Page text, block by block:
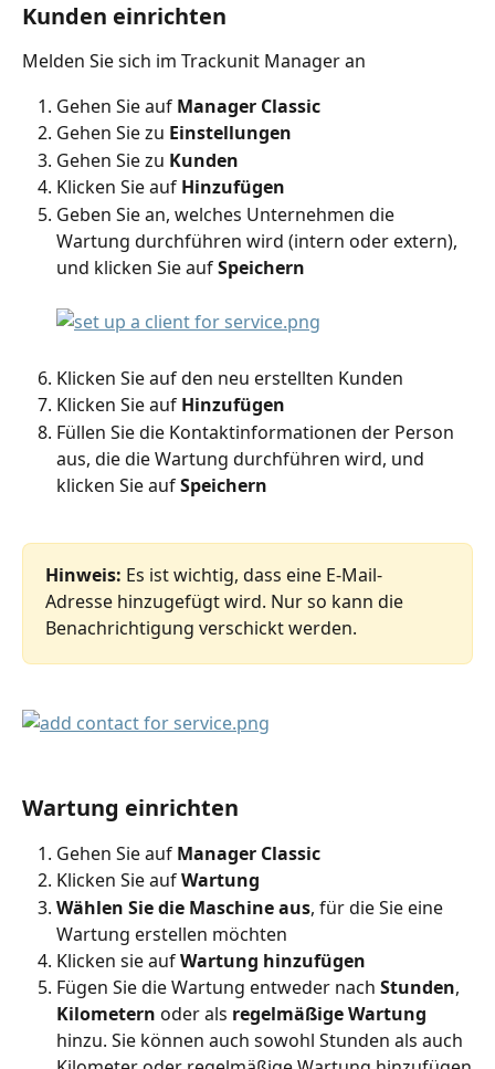
Kunden einrichten
Melden Sie sich im Trackunit Manager an
Gehen Sie auf Manager Classic
Gehen Sie zu Einstellungen
Gehen Sie zu Kunden
Klicken Sie auf Hinzufügen
Geben Sie an, welches Unternehmen die
Wartung durchführen wird (intern oder extern),
und klicken Sie auf Speichern
Klicken Sie auf den neu erstellten Kunden
Klicken Sie auf Hinzufügen
Füllen Sie die Kontaktinformationen der Person
aus, die die Wartung durchführen wird, und
klicken Sie auf Speichern
Hinweis: Es ist wichtig, dass eine E-Mail-
Adresse hinzugefügt wird. Nur so kann die
Benachrichtigung verschickt werden.
Wartung einrichten
Gehen Sie auf Manager Classic
Klicken Sie auf Wartung
Wählen Sie die Maschine aus, für die Sie eine
Wartung erstellen möchten
Klicken sie auf Wartung hinzufügen
Fügen Sie die Wartung entweder nach Stunden,
Kilometern oder als regelmäßige Wartung
hinzu. Sie können auch sowohl Stunden als auch